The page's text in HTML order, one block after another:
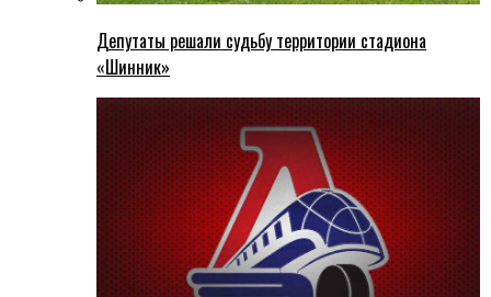
Депутаты решали судьбу территории стадиона
«Шинник»